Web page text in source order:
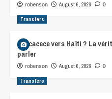
robenson August 6, 2026 0
Transfers
Beccacece vers Haïti ? La
parler
robenson August 6, 2026 0
Transfers